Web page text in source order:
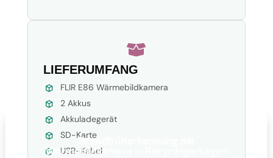

LIEFERUMFANG
FLIR E86 Wärmebildkamera
2 Akkus
Akkuladegerät
SD-Karte
USB-Kabel
Brandfrüherkennung mit
Wärmebildkamera in Recyclinganlagen